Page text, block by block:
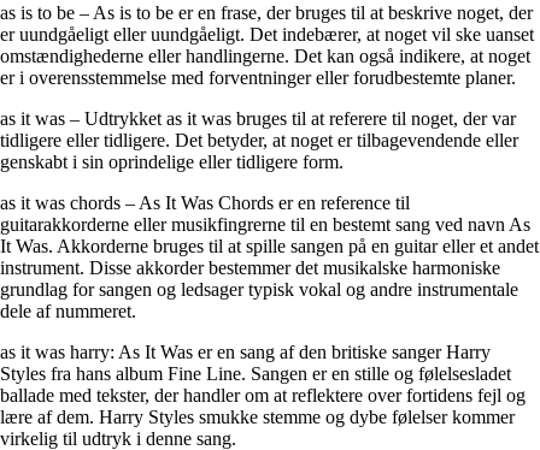
as is to be – As is to be er en frase, der bruges til at beskrive noget, der
er uundgåeligt eller uundgåeligt. Det indebærer, at noget vil ske uanset
omstændighederne eller handlingerne. Det kan også indikere, at noget
er i overensstemmelse med forventninger eller forudbestemte planer.
as it was – Udtrykket as it was bruges til at referere til noget, der var
tidligere eller tidligere. Det betyder, at noget er tilbagevendende eller
genskabt i sin oprindelige eller tidligere form.
as it was chords – As It Was Chords er en reference til
guitarakkorderne eller musikfingrerne til en bestemt sang ved navn As
It Was. Akkorderne bruges til at spille sangen på en guitar eller et andet
instrument. Disse akkorder bestemmer det musikalske harmoniske
grundlag for sangen og ledsager typisk vokal og andre instrumentale
dele af nummeret.
as it was harry: As It Was er en sang af den britiske sanger Harry
Styles fra hans album Fine Line. Sangen er en stille og følelsesladet
ballade med tekster, der handler om at reflektere over fortidens fejl og
lære af dem. Harry Styles smukke stemme og dybe følelser kommer
virkelig til udtryk i denne sang.